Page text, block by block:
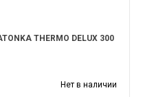
THERMO DELUX 300
Нет в наличии